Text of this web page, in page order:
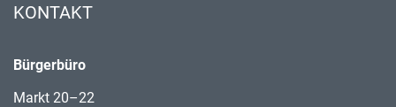
KONTAKT
Bürgerbüro
Markt 20–22